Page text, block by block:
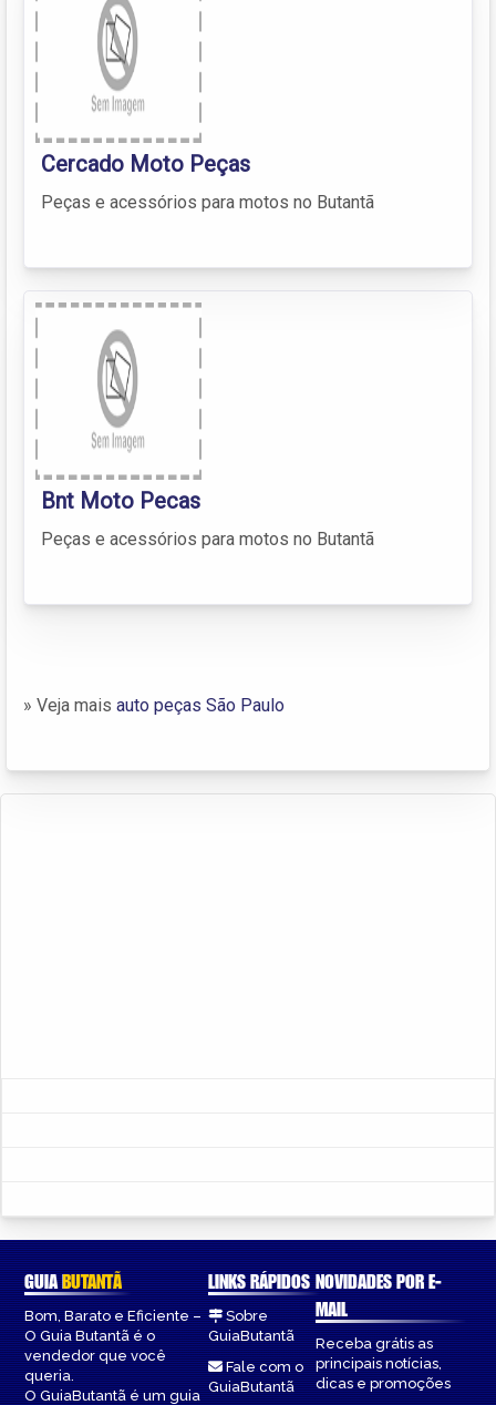
Cercado Moto Peças
Peças e acessórios para motos no Butantã
Bnt Moto Pecas
Peças e acessórios para motos no Butantã
» Veja mais auto peças São Paulo
GUIABUTANTÃ
Bom, Barato e Eficiente –
O Guia Butantã é o
vendedor que você
queria.
O GuiaButantã é um guia
LINKS RÁPIDOS
Sobre
GuiaButantã
Fale com o
GuiaButantã
NOVIDADES POR E-
MAIL
Receba grátis as
principais notícias,
dicas e promoções